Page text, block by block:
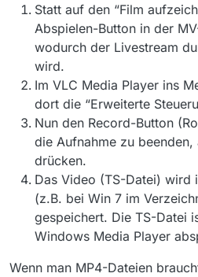
Statt auf den “Film
Abspielen-Button in der
wodurch der Livestream
wird.
Im VLC Media Player ins
dort die “Erweiterte
Nun den Record-Button
die Aufnahme zu
drücken.
Das Video (TS-Datei) wird
(z.B. bei Win 7 im
gespeichert. Die TS-Datei
Windows Media Player
Wenn man MP4-Dateien